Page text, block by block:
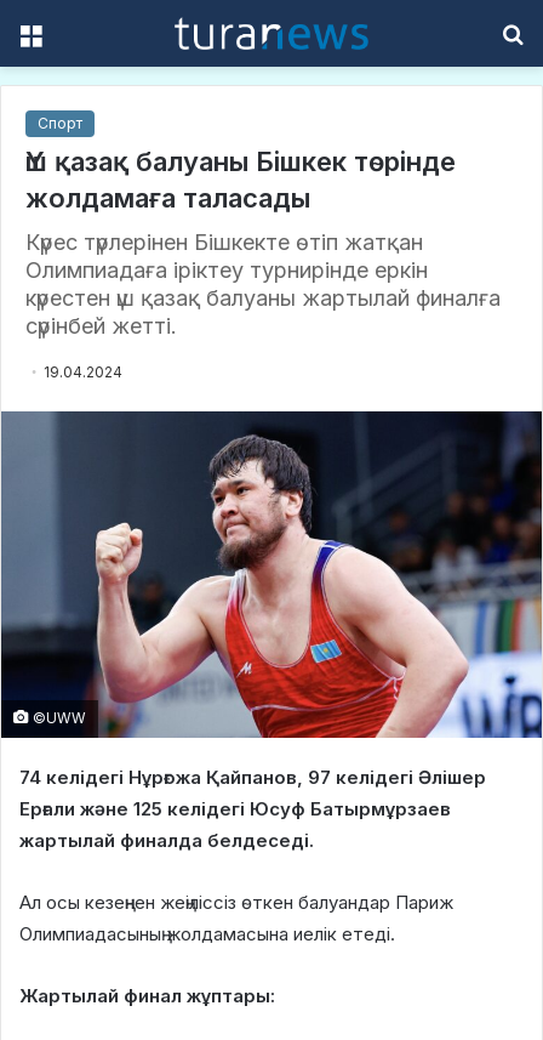
Спорт
Үш қазақ балуаны Бішкек төрінде
жолдамаға таласады
Күрес түрлерінен Бішкекте өтіп жатқан
Олимпиадаға іріктеу турнирінде еркін
күрестен үш қазақ балуаны жартылай финалға
сүрінбей жетті.
19.04.2024
©UWW
74 келідегі Нұрғожа Қайпанов, 97 келідегі Әлішер
Ерғали және 125 келідегі Юсуф Батырмұрзаев
жартылай финалда белдеседі.
Ал осы кезеңнен жеңіліссіз өткен балуандар Париж
Олимпиадасының жолдамасына иелік етеді.
Жартылай финал жұптары: